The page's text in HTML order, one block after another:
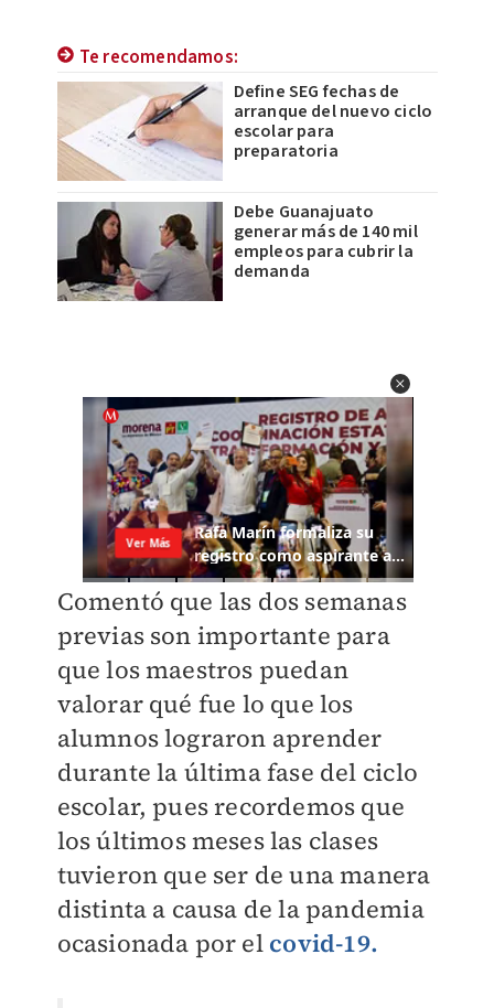
Te recomendamos:
Define SEG fechas de
arranque del nuevo ciclo
escolar para
preparatoria
Debe Guanajuato
generar más de 140 mil
empleos para cubrir la
demanda
Comentó que las dos semanas
previas son importante para
que los maestros puedan
valorar qué fue lo que los
alumnos lograron aprender
durante la última fase del ciclo
escolar, pues recordemos que
los últimos meses las clases
tuvieron que ser de una manera
distinta a causa de la pandemia
ocasionada por el covid-19.